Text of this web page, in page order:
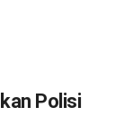
Polisi